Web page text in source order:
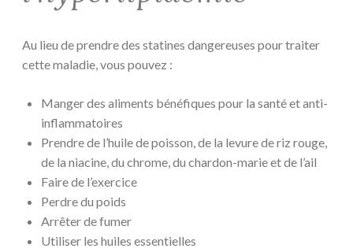
Au lieu de prendre des statines dangereuses pour traiter
cette maladie, vous pouvez :
Manger des aliments bénéfiques pour la santé et anti-
inflammatoires
Prendre de l’huile de poisson, de la levure de riz rouge,
de la niacine, du chrome, du chardon-marie et de l’ail
Faire de l’exercice
Perdre du poids
Arrêter de fumer
Utiliser les huiles essentielles